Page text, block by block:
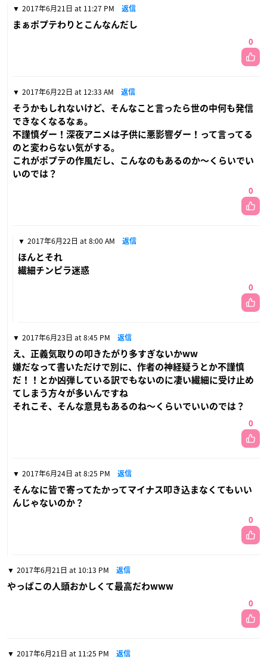
2017年6月21日 at 11:27 PM 返信
まぁポプテわりとこんなんだし
0
2017年6月22日 at 12:33 AM 返信
そうかもしれないけど、そんなこと言ったら世の中何も発信
できなくなるなぁ。
不謹慎ダー！深夜アニメは子供に悪影響ダー！って言ってる
のと変わらない気がする。
これがポプテの作風だし、こんなのもあるのか〜くらいでい
いのでは？
0
2017年6月22日 at 8:00 AM 返信
ほんとそれ
繊細チンピラ迷惑
0
2017年6月23日 at 8:45 PM 返信
え、正義気取りの叩きたがり多すぎないかww
嫌だなって書いただけで別に、作者の神経疑うとか不謹慎
だ！！とか凶弾している訳でもないのに凄い繊細に受け止め
てしまう方々が多いんですね
それこそ、そんな意見もあるのね〜くらいでいいのでは？
0
2017年6月24日 at 8:25 PM 返信
そんなに皆で寄ってたかってマイナス叩き込まなくてもいい
んじゃないのか？
0
2017年6月21日 at 10:13 PM 返信
やっぱこの人頭おかしくて最高だわwww
0
2017年6月21日 at 11:25 PM 返信